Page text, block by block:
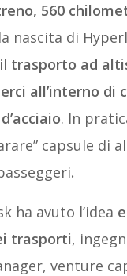
560
nascita di
trasporto ad
all’interno di
. In
capsule di
.
ha avuto l’idea
trasporti,
venture